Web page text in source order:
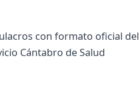
con formato oficial del
Cántabro de Salud